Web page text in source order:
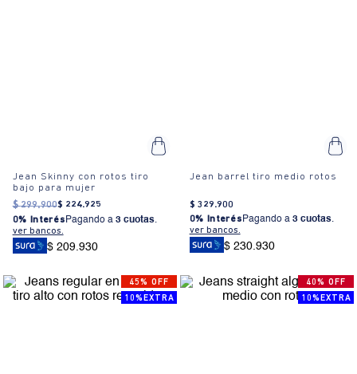
Jean Skinny con rotos tiro
bajo para mujer
$ 299.900$ 224.925
0% Interés Pagando a 3 cuotas.
ver bancos.
$ 209.930
Jean barrel tiro medio rotos
$ 329.900
0% Interés Pagando a 3 cuotas.
ver bancos.
$ 230.930
45% OFF
10%EXTRA
40% OFF
10%EXTRA